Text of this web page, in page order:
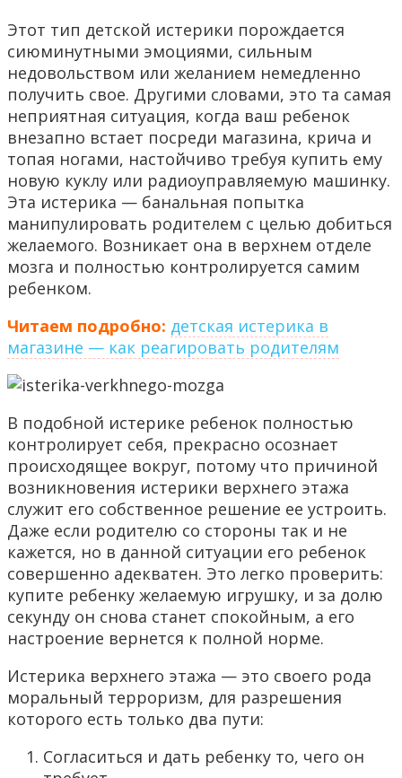
Этот тип детской истерики порождается
сиюминутными эмоциями, сильным
недовольством или желанием немедленно
получить свое. Другими словами, это та самая
неприятная ситуация, когда ваш ребенок
внезапно встает посреди магазина, крича и
топая ногами, настойчиво требуя купить ему
новую куклу или радиоуправляемую машинку.
Эта истерика — банальная попытка
манипулировать родителем с целью добиться
желаемого. Возникает она в верхнем отделе
мозга и полностью контролируется самим
ребенком.
Читаем подробно: детская истерика в
магазине — как реагировать родителям
В подобной истерике ребенок полностью
контролирует себя, прекрасно осознает
происходящее вокруг, потому что причиной
возникновения истерики верхнего этажа
служит его собственное решение ее устроить.
Даже если родителю со стороны так и не
кажется, но в данной ситуации его ребенок
совершенно адекватен. Это легко проверить:
купите ребенку желаемую игрушку, и за долю
секунду он снова станет спокойным, а его
настроение вернется к полной норме.
Истерика верхнего этажа — это своего рода
моральный терроризм, для разрешения
которого есть только два пути:
Согласиться и дать ребенку то, чего он